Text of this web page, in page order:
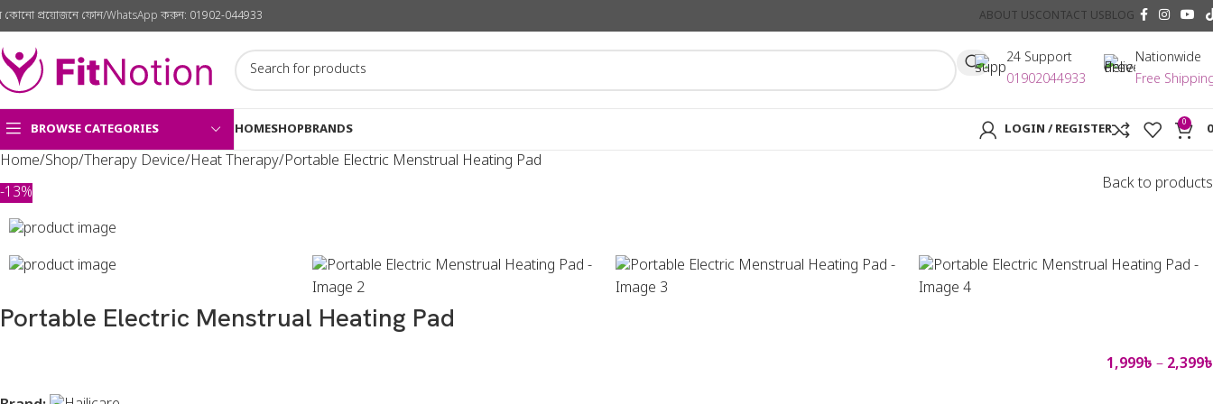
কোনো প্রয়োজনে ফোন/WhatsApp করুন: 01902-044933 ABOUT USCONTACT USBLOG
24 Support
01902044933
Nationwide
Free
BROWSE CATEGORIES HOMESHOPBRANDS LOGIN / REGISTER 0 0
Home Shop Therapy Device Heat Therapy Portable Electric Menstrual Heating Pad
Back to products
-13%
Portable Electric Menstrual Heating Pad
1,999৳ – 2,399৳